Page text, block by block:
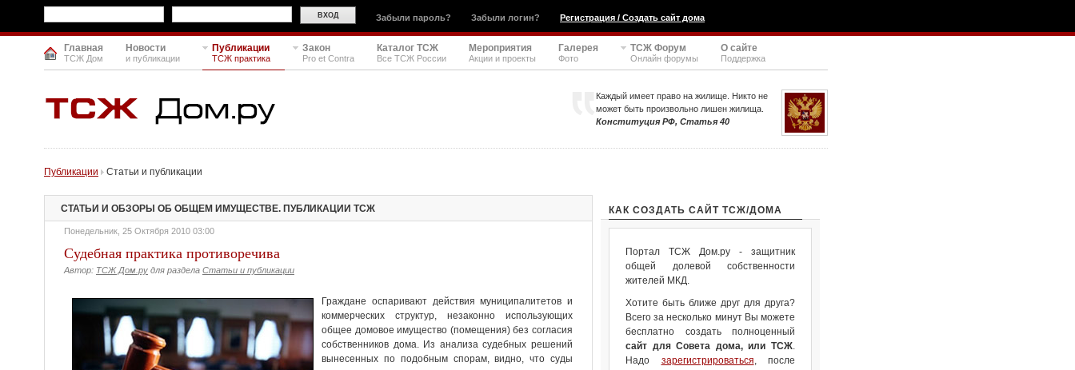
Забыли пароль? Забыли логин? Регистрация / Создать сайт дома
Главная
ТСЖ Дом
Новости
и публикации
Публикации
ТСЖ практика
Закон
Pro et Contra
Каталог ТСЖ
Все ТСЖ России
Мероприятия
Акции и проекты
Галерея
Фото
ТСЖ Форум
Онлайн форумы
О сайте
Поддержка
Каждый имеет право на жилище. Никто не
может быть произвольно лишен жилища.
Конституция РФ, Статья 40
Публикации Статьи и публикации
СТАТЬИ И ОБЗОРЫ ОБ ОБЩЕМ ИМУЩЕСТВЕ. ПУБЛИКАЦИИ ТСЖ
Понедельник, 25 Октября 2010 03:00
Судебная практика противоречива
Автор: ТСЖ Дом.ру для раздела Статьи и публикации
Граждане оспаривают действия муниципалитетов и
коммерческих структур, незаконно использующих
общее домовое имущество (помещения) без согласия
собственников дома. Из анализа судебных решений
вынесенных по подобным спорам, видно, что суды
КАК СОЗДАТЬ САЙТ ТСЖ/ДОМА
Портал ТСЖ Дом.ру - защитник
общей долевой собственности
жителей МКД.
Хотите быть ближе друг для друга?
Всего за несколько минут Вы можете
бесплатно создать полноценный
сайт для Совета дома, или ТСЖ.
Надо зарегистрироваться, после